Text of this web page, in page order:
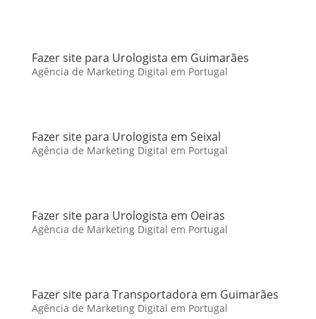
Fazer site para Urologista em Guimarães
Agência de Marketing Digital em Portugal
Fazer site para Urologista em Seixal
Agência de Marketing Digital em Portugal
Fazer site para Urologista em Oeiras
Agência de Marketing Digital em Portugal
Fazer site para Transportadora em Guimarães
Agência de Marketing Digital em Portugal